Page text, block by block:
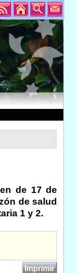
de 17 de
de salud
1 y 2.
Imprimir